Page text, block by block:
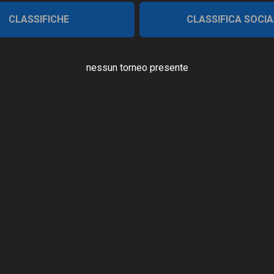
CLASSIFICHE CLASSIFICA
nessun torneo presente